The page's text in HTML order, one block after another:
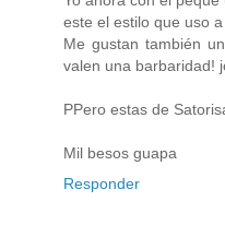
este el estilo que uso
Me gustan también
valen una barbaridad!
PPero estas de
Mil besos guapa
Responder